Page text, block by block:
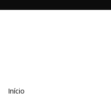
Início